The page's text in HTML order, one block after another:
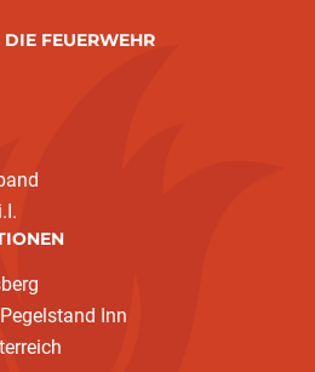
FEUERWEHR
Inn